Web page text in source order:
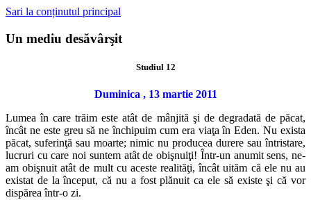
Sari la conținutul principal
Un mediu desăvârşit
Studiul 12
Duminica , 13 martie 2011
Lumea în care trăim este atât de mânjită şi de degradată de păcat,
încât ne este greu să ne închipuim cum era viaţa în Eden. Nu exista
păcat, suferinţă sau moarte; nimic nu producea durere sau întristare,
lucruri cu care noi suntem atât de obişnuiţi! Într-un anumit sens, ne-
am obişnuit atât de mult cu aceste realităţi, încât uităm că ele nu au
existat de la început, că nu a fost plănuit ca ele să existe şi că vor
dispărea într-o zi.